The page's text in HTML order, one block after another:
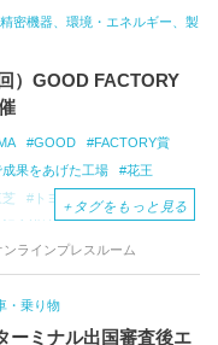
密機器、環境・エネルギー、製
）GOOD FACTORY
GOOD
FACTORY賞
成果をあげた工場
花王
芝 トヨタ自動車
リコー
＋ タグをもっと見る
ンラインプレスルーム
・乗り物
ーミナル出国審査後エ